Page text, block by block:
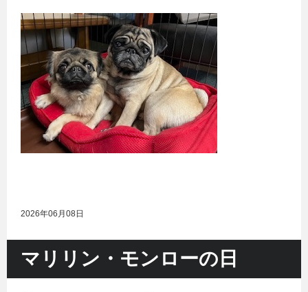
2026年06月08日
マリリン・モンローの日